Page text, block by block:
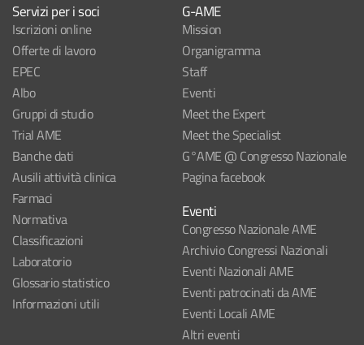
Servizi per i soci
Iscrizioni online
Offerte di lavoro
EPEC
Albo
Gruppi di studio
Trial AME
Banche dati
Ausili attività clinica
Farmaci
Normativa
Classificazioni
Laboratorio
Glossario statistico
Informazioni utili
G-AME
Mission
Organigramma
Staff
Eventi
Meet the Expert
Meet the Specialist
G°AME @ Congresso Nazionale
Pagina facebook
Eventi
Congresso Nazionale AME
Archivio Congressi Nazionali
Eventi Nazionali AME
Eventi patrocinati da AME
Eventi Locali AME
Altri eventi